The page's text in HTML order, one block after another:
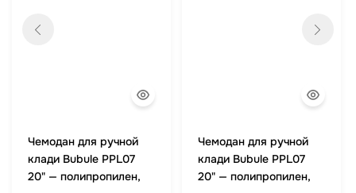
Чемодан для ручной
клади Bubule PPL07
20" — полипропилен,
Чемодан для ручной
клади Bubule PPL07
20" — полипропилен,